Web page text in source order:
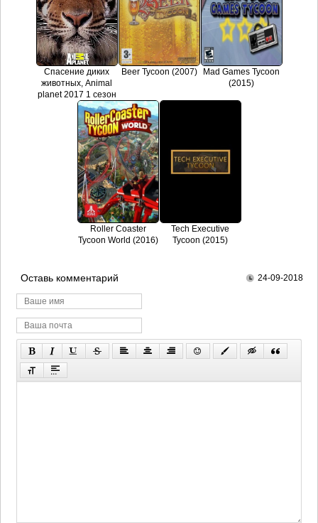
Спасение диких
животных, Animal
planet 2017 1 сезон
Beer Tycoon (2007)
Mad Games Tycoon
(2015)
Roller Coaster
Tycoon World (2016)
Tech Executive
Tycoon (2015)
Оставь комментарий 24-09-2018